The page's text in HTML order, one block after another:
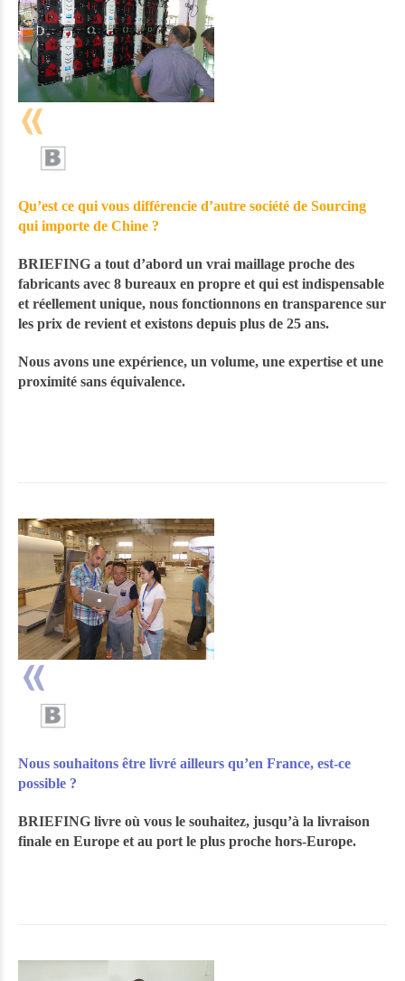
Qu’est ce qui vous différencie d’autre société de Sourcing
qui importe de Chine ?
BRIEFING a tout d’abord un vrai maillage proche des
fabricants avec 8 bureaux en propre et qui est indispensable
et réellement unique, nous fonctionnons en transparence sur
les prix de revient et existons depuis plus de 25 ans.
Nous avons une expérience, un volume, une expertise et une
proximité sans équivalence.
Nous souhaitons être livré ailleurs qu’en France, est-ce
possible ?
BRIEFING livre où vous le souhaitez, jusqu’à la livraison
finale en Europe et au port le plus proche hors-Europe.